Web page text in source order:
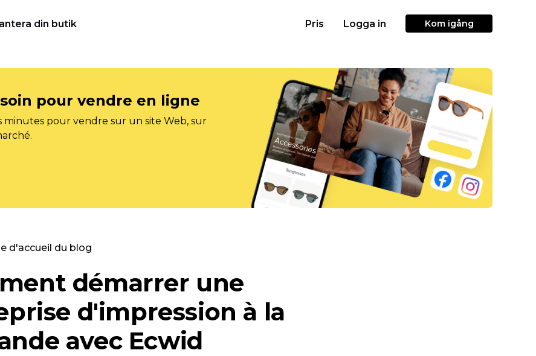
din butik Pris Logga in Kom igång
pour vendre en ligne
pour vendre sur un site Web, sur
d'accueil du blog
démarrer une
d'impression à la
avec Ecwid